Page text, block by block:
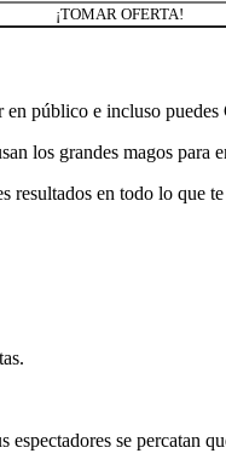
¡TOMAR OFERTA!
en público e incluso
grandes magos para
resultados en todo lo que
se percatan